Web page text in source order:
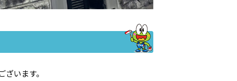
います。